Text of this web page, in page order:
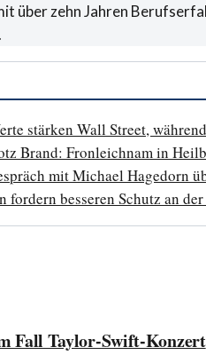
über zehn Jahren
stärken Wall Street,
Brand: Fronleichnam in
mit Michael Hagedorn
fordern besseren Schutz an
Fall Taylor-Swift-Konzert